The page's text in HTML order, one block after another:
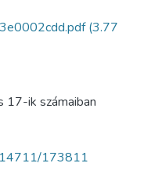
(3.77
17-ik számaiban
173811